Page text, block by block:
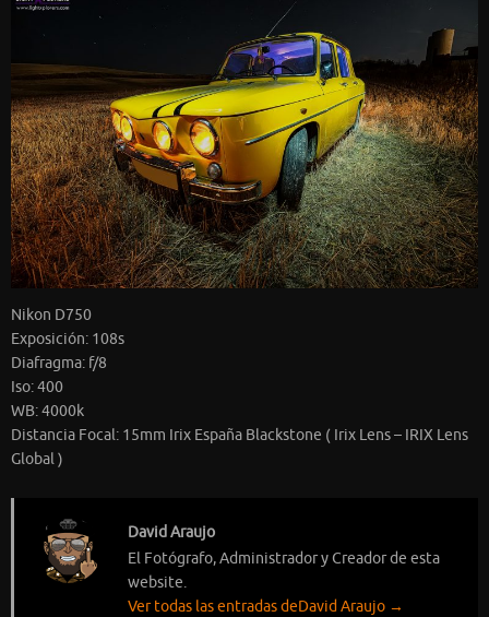
Nikon D750
Exposición: 108s
Diafragma: f/8
Iso: 400
WB: 4000k
Distancia Focal: 15mm Irix España Blackstone ( Irix Lens – IRIX Lens
Global )
David Araujo
El Fotógrafo, Administrador y Creador de esta
website.
Ver todas las entradas deDavid Araujo →